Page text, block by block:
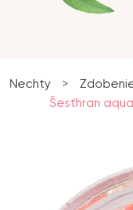
Nechty >
Šesťhran